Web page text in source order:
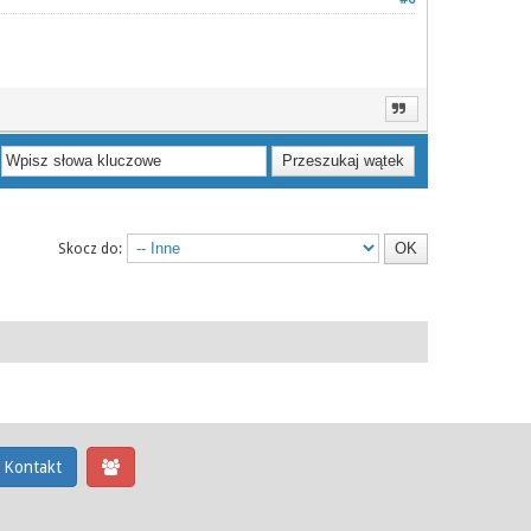
Skocz do:
Kontakt